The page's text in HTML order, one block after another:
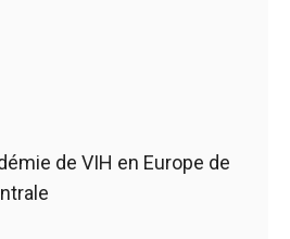
de VIH en Europe de